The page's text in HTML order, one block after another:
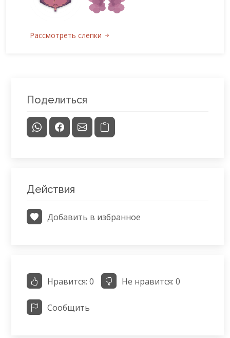
Рассмотреть слепки
Поделиться
Действия
Добавить в избранное
Нравится: 0 Не нравится: 0
Сообщить